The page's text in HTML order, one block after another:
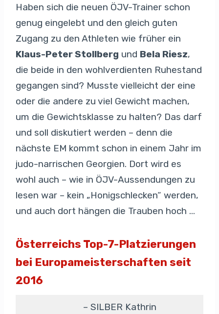
Haben sich die neuen ÖJV-Trainer schon
genug eingelebt und den gleich guten
Zugang zu den Athleten wie früher ein
Klaus-Peter Stollberg und Bela Riesz,
die beide in den wohlverdienten Ruhestand
gegangen sind? Musste vielleicht der eine
oder die andere zu viel Gewicht machen,
um die Gewichtsklasse zu halten? Das darf
und soll diskutiert werden – denn die
nächste EM kommt schon in einem Jahr im
judo-narrischen Georgien. Dort wird es
wohl auch – wie in ÖJV-Aussendungen zu
lesen war – kein „Honigschlecken“ werden,
und auch dort hängen die Trauben hoch …
Österreichs Top-7-Platzierungen
bei Europameisterschaften seit
2016
– SILBER Kathrin